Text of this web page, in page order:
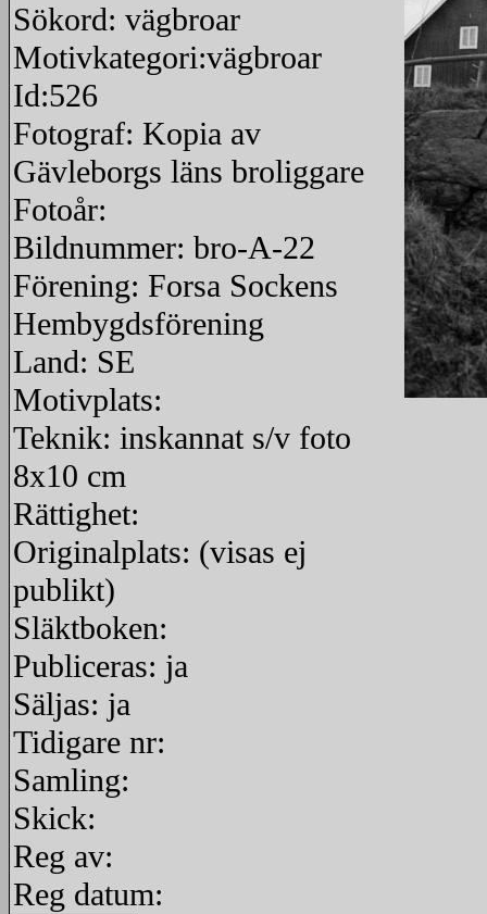
Sökord: vägbroar
Motivkategori:vägbroar
Id:526
Fotograf: Kopia av
Gävleborgs läns broliggare
Fotoår:
Bildnummer: bro-A-22
Förening: Forsa Sockens
Hembygdsförening
Land: SE
Motivplats:
Teknik: inskannat s/v foto
8x10 cm
Rättighet:
Originalplats: (visas ej
publikt)
Släktboken:
Publiceras: ja
Säljas: ja
Tidigare nr:
Samling:
Skick:
Reg av:
Reg datum: